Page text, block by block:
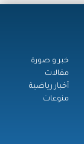
خبر و صورة
مقالات
أخبار رياضية
منوعات